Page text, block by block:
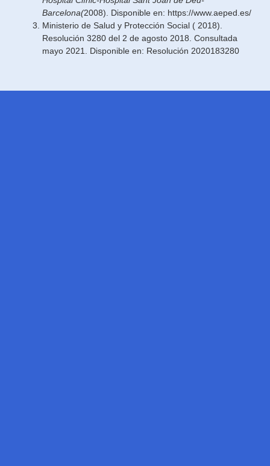
Barcelona(2008). Disponible en: https://www.aeped.es/
Ministerio de Salud y Protección Social ( 2018).
Resolución 3280 del 2 de agosto 2018. Consultada
mayo 2021. Disponible en: Resolución 2020183280